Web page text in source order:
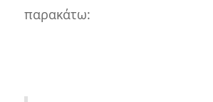
παρακάτω: